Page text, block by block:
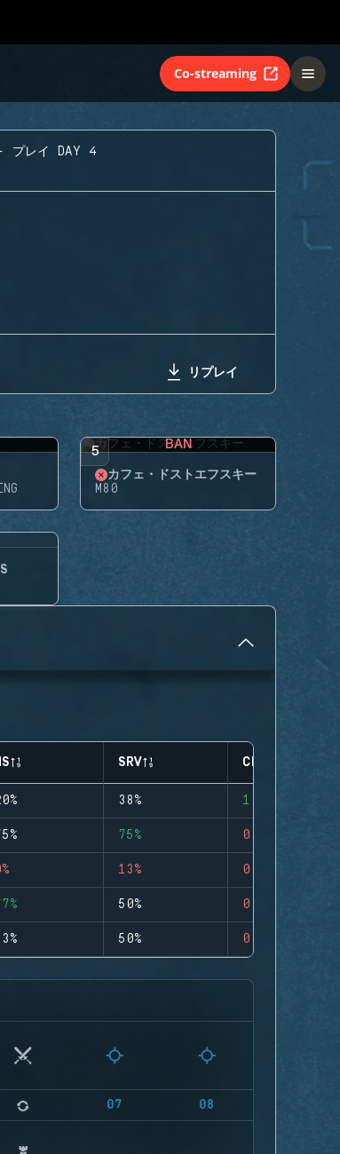
Co-streaming
プレイ DAY 4
リプレイ
5 BAN
カフェ・ドストエフスキー
M80
SRV CLUTCHES
38% 1
75% 0
13% 0
50% 0
50% 0
07 08